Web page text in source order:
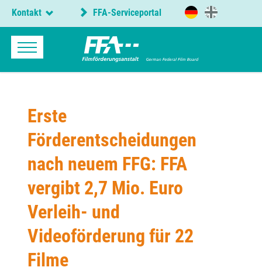
Kontakt FFA-Serviceportal
Erste
Förderentscheidungen
nach neuem FFG: FFA
vergibt 2,7 Mio. Euro
Verleih- und
Videoförderung für 22
Filme